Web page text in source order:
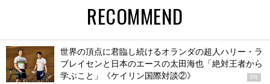
RECOMMEND
世界の頂点に君臨し続けるオランダの超人ハリー・ラ
ブレイセンと日本のエースの太田海也「絶対王者から
学ぶこと」《ケイリン国際対談②》
PR